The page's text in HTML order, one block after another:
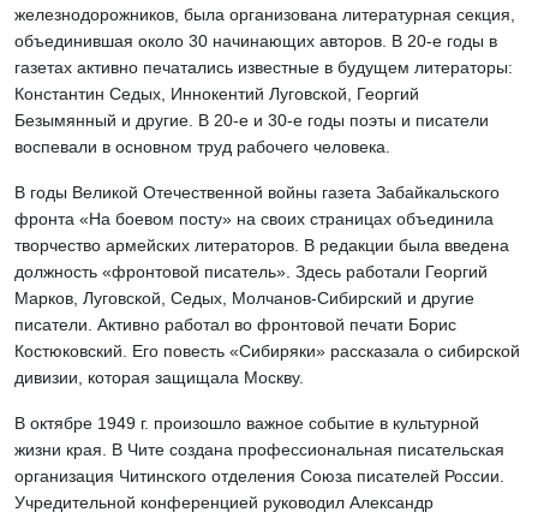
железнодорожников, была организована литературная секция,
объединившая около 30 начинающих авторов. В 20-е годы в
газетах активно печатались известные в будущем литераторы:
Константин Седых, Иннокентий Луговской, Георгий
Безымянный и другие. В 20-е и 30-е годы поэты и писатели
воспевали в основном труд рабочего человека.
В годы Великой Отечественной войны газета Забайкальского
фронта «На боевом посту» на своих страницах объединила
творчество армейских литераторов. В редакции была введена
должность «фронтовой писатель». Здесь работали Георгий
Марков, Луговской, Седых, Молчанов-Сибирский и другие
писатели. Активно работал во фронтовой печати Борис
Костюковский. Его повесть «Сибиряки» рассказала о сибирской
дивизии, которая защищала Москву.
В октябре 1949 г. произошло важное событие в культурной
жизни края. В Чите создана профессиональная писательская
организация Читинского отделения Союза писателей России.
Учредительной конференцией руководил Александр